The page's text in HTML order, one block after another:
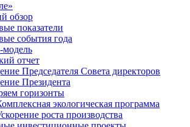
обзор
показатели
события года
модель
отчет
Председателя Совета директоров
Президента
горизонты
экологическая программа
роста производства